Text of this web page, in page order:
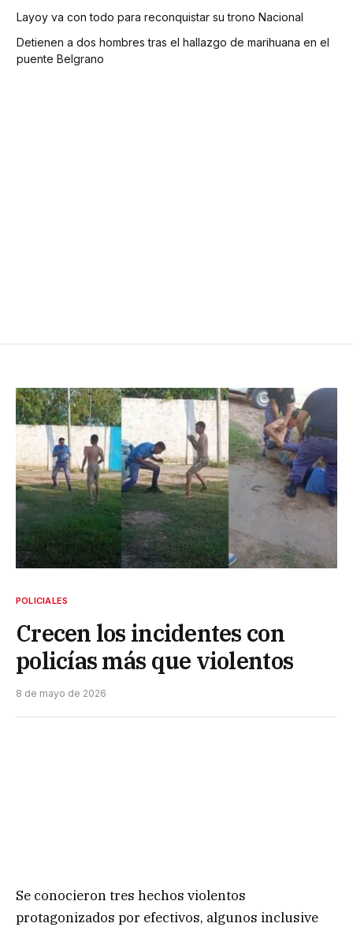
Layoy va con todo para reconquistar su trono Nacional
Detienen a dos hombres tras el hallazgo de marihuana en el
puente Belgrano
POLICIALES
Crecen los incidentes con
policías más que violentos
8 de mayo de 2026
Se conocieron tres hechos violentos
protagonizados por efectivos, algunos inclusive